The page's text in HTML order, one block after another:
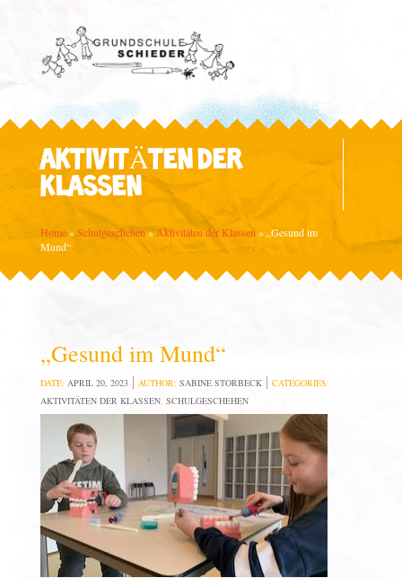
AKTIVITÄTEN DER
KLASSEN
Home » Schulgeschehen » Aktivitäten der Klassen »„Gesund im
Mund“
„Gesund im Mund“
DATE: APRIL 20, 2023 AUTHOR: SABINE STORBECK
CATEGORIES:
AKTIVITÄTEN DER KLASSEN, SCHULGESCHEHEN